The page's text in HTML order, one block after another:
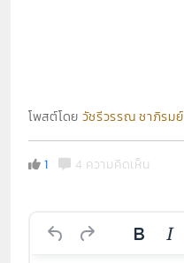
โพสต์โดย วัชรีวรรณ ชาภิรมย์
1 4 ความคิดเห็น